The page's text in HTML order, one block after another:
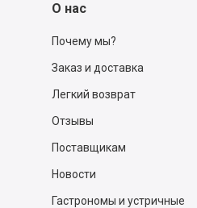
О нас
Почему мы?
Заказ и доставка
Легкий возврат
Отзывы
Поставщикам
Новости
Гастрономы и устричные